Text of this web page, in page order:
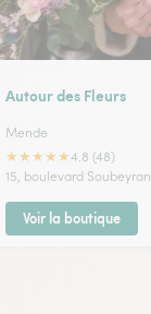
Autour des Fleurs
Mende
★★★★★4.8 (48)
15, boulevard Soubeyran
Voir la boutique